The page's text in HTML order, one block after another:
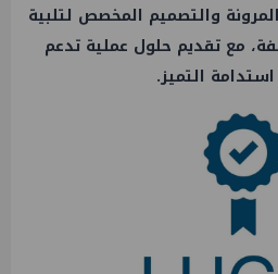
والتصميم المخصص لتلبية
مع تقديم حلول عملية تدعم
التميز.